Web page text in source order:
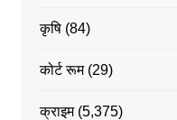
कृषि(84)
कोर्ट रूम(29)
क्राइम(5,375)